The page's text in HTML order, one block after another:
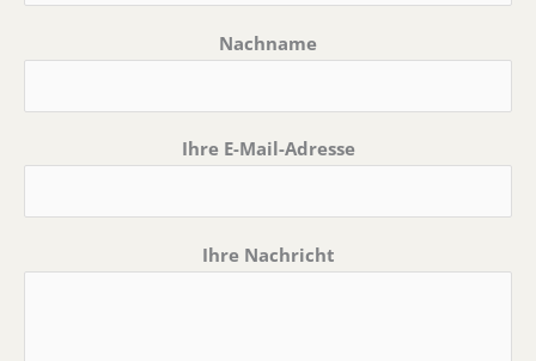
Nachname
Ihre E-Mail-Adresse
Ihre Nachricht